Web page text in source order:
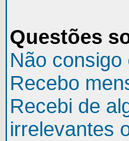
Questões
Não
Recebo
Recebi de
irrelevantes